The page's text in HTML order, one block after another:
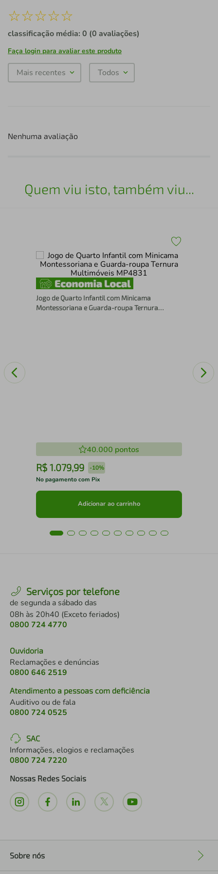
☆☆☆☆☆
classificação média: 0 (0 avaliações)
Faça login para avaliar este produto
Mais recentes Todos
Nenhuma avaliação
Quem viu isto, também viu...
Jogo de Quarto Infantil com Minicama
Montessoriana e Guarda-roupa Ternura
40.000 pontos
R$ 1.079,99 -10%
No pagamento com Pix
Adicionar ao carrinho
Serviços por telefone
de segunda a sábado das
08h às 20h40 (Exceto feriados)
0800 724 4770
Ouvidoria
Reclamações e denúncias
0800 646 2519
Atendimento a pessoas com deficiência
Auditivo ou de fala
0800 724 0525
SAC
Informações, elogios e reclamações
0800 724 7220
Nossas Redes Sociais
Sobre nós